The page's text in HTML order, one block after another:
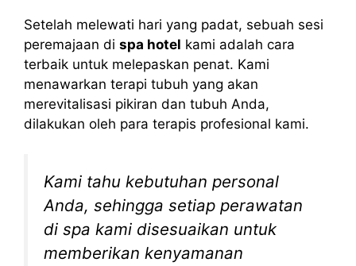
Setelah melewati hari yang padat, sebuah sesi
peremajaan di spa hotel kami adalah cara
terbaik untuk melepaskan penat. Kami
menawarkan terapi tubuh yang akan
merevitalisasi pikiran dan tubuh Anda,
dilakukan oleh para terapis profesional kami.
Kami tahu kebutuhan personal
Anda, sehingga setiap perawatan
di spa kami disesuaikan untuk
memberikan kenyamanan